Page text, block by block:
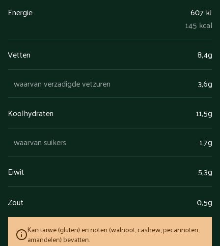
Energie
607 kJ
145 kcal
Vetten 8,4g
waarvan verzadigde vetzuren 3,6g
Koolhydraten 11,5g
waarvan suikers 1,7g
Eiwit 5,3g
Zout 0,5g
Kan tarwe (gluten) en noten (walnoot, cashew, pecannoten,
amandelen) bevatten.